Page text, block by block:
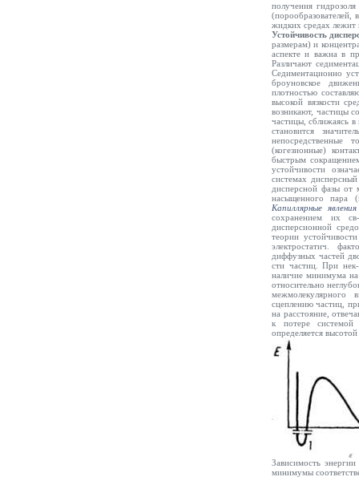
получения
(порообразователей,
жидких средах лежит
Устойчивость
размерам) и
аспекте и важна в
Различают
Седиментационно
броуновское
плотностью
высокой вязкости
возникают, частицы
частицы, сближаясь в
становится
непосредственные
(когезионные)
быстрым
устойчивости
системах
дисперсной фазы от
насыщенного пара
Капиллярные явления
сохранением их
дисперсионной
теории
электростатич.
диффузных частей
сти частиц. При
наличие минимума
относительно
межмолекулярного
сцеплению частиц,
на расстояние,
к потере системой
определяется
Зависимость
минимумы